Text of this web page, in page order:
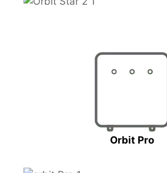
Orbit Pro